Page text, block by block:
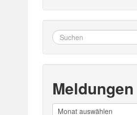
Meldungen
Meldungen